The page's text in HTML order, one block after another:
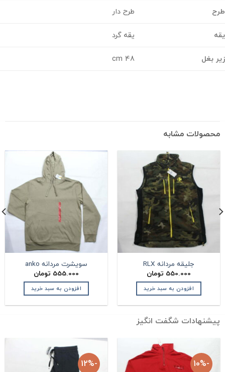
طرح دار
یقه گرد
بغل
48 cm
مشابه
جلیقه مردانه RLX
550.000تومان
افزودن به سبد خرید
سویشرت مردانه anko
555.000تومان
افزودن به سبد خرید
شگفت انگیز